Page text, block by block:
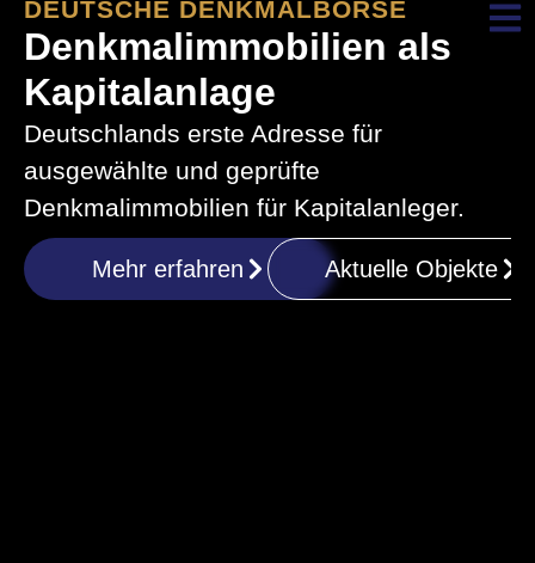
DEUTSCHE DENKMALBÖRSE
Denkmalimmobilien als
Kapitalanlage
Deutschlands erste Adresse für
ausgewählte und geprüfte
Denkmalimmobilien für Kapitalanleger.
Mehr erfahren Aktuelle Objekte